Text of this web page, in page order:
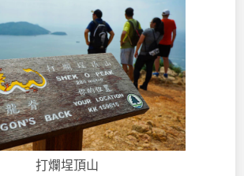
打爛埕頂山